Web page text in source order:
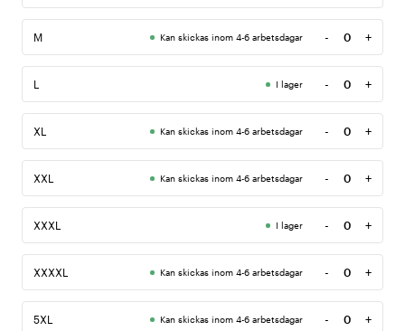
M Kan skickas inom 4-6 arbetsdagar -
Antal
+
L I lager -
Antal
+
XL Kan skickas inom 4-6 arbetsdagar -
Antal
+
XXL Kan skickas inom 4-6 arbetsdagar -
Antal
+
XXXL I lager -
Antal
+
XXXXL Kan skickas inom 4-6 arbetsdagar -
Antal
+
5XL Kan skickas inom 4-6 arbetsdagar - +